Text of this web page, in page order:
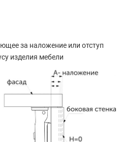
за наложение или отступ
изделия мебели